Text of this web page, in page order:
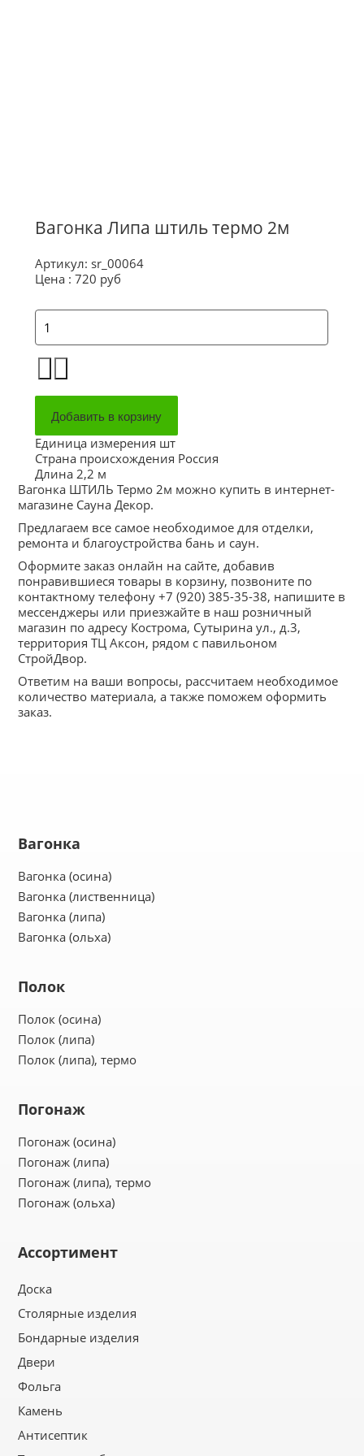
Вагонка Липа штиль термо 2м
Артикул: sr_00064
Цена : 720 руб
Единица измерения шт
Страна происхождения Россия
Длина 2,2 м
Вагонка ШТИЛЬ Термо 2м можно купить в интернет-
магазине Сауна Декор.
Предлагаем все самое необходимое для отделки,
ремонта и благоустройства бань и саун.
Оформите заказ онлайн на сайте, добавив
понравившиеся товары в корзину, позвоните по
контактному телефону +7 (920) 385-35-38, напишите в
мессенджеры или приезжайте в наш розничный
магазин по адресу Кострома, Сутырина ул., д.3,
территория ТЦ Аксон, рядом с павильоном
СтройДвор.
Ответим на ваши вопросы, рассчитаем необходимое
количество материала, а также поможем оформить
заказ.
Вагонка
Вагонка (осина)
Вагонка (лиственница)
Вагонка (липа)
Вагонка (ольха)
Полок
Полок (осина)
Полок (липа)
Полок (липа), термо
Погонаж
Погонаж (осина)
Погонаж (липа)
Погонаж (липа), термо
Погонаж (ольха)
Ассортимент
Доска
Столярные изделия
Бондарные изделия
Двери
Фольга
Камень
Антисептик